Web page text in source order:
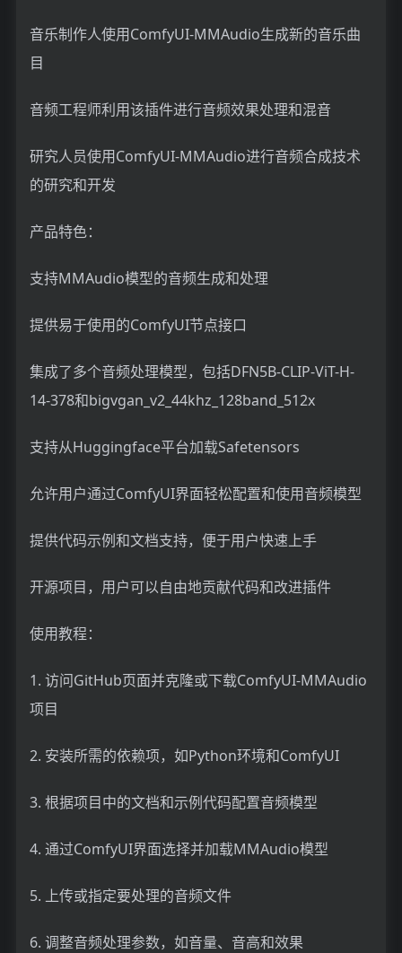
音乐制作人使用ComfyUI-MMAudio生成新的音乐曲
目
音频工程师利用该插件进行音频效果处理和混音
研究人员使用ComfyUI-MMAudio进行音频合成技术
的研究和开发
产品特色：
支持MMAudio模型的音频生成和处理
提供易于使用的ComfyUI节点接口
集成了多个音频处理模型，包括DFN5B-CLIP-ViT-H-
14-378和bigvgan_v2_44khz_128band_512x
支持从Huggingface平台加载Safetensors
允许用户通过ComfyUI界面轻松配置和使用音频模型
提供代码示例和文档支持，便于用户快速上手
开源项目，用户可以自由地贡献代码和改进插件
使用教程：
1. 访问GitHub页面并克隆或下载ComfyUI-MMAudio
项目
2. 安装所需的依赖项，如Python环境和ComfyUI
3. 根据项目中的文档和示例代码配置音频模型
4. 通过ComfyUI界面选择并加载MMAudio模型
5. 上传或指定要处理的音频文件
6. 调整音频处理参数，如音量、音高和效果